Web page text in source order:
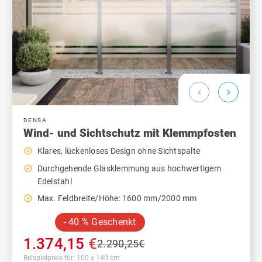
chevron_left chevron_right
DENSA
Wind- und Sichtschutz mit Klemmpfosten
check_circle_outline Klares, lückenloses Design ohne Sichtspalte
check_circle_outline
Durchgehende Glasklemmung aus hochwertigem
Edelstahl
check_circle_outline Max. Feldbreite/Höhe: 1600 mm/2000 mm
- 40 % Geschenkt
2.290,25€
1.374,15 €
Beispielpreis für: 100 x 140 cm